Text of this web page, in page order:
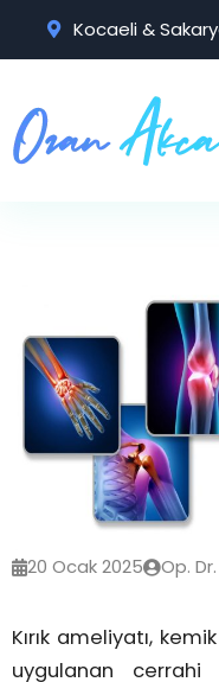
Kocaeli &
20 Ocak 2025 Op.
Kırık ameliyatı,
uygulanan